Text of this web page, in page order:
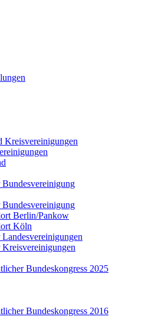
Kreisvereinigungen
Bundesvereinigung
Berlin/Pankow
Köln
Bundeskongress 2025
Bundeskongress 2016